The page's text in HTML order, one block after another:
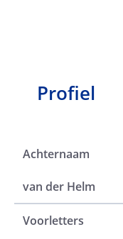
Profiel
Achternaam
van der Helm
Voorletters